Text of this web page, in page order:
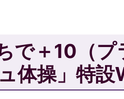
で＋10（プ
体操」特